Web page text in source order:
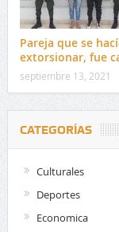
Pareja que se
extorsionar, fue
septiembre 13, 2021
CATEGORÍAS
Culturales
Deportes
Economica